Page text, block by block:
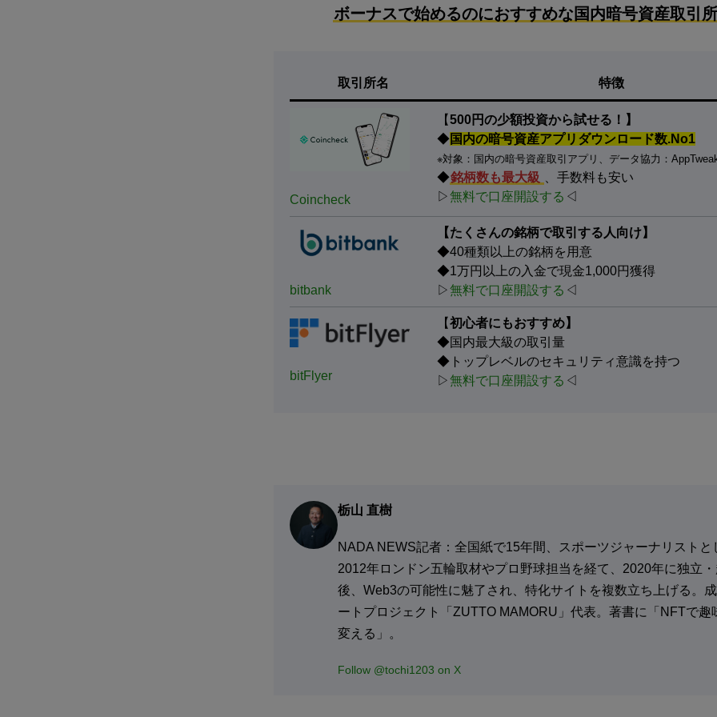
ボーナスで始めるのにおすすめな国内暗号資産取引
取引所名 特徴
Coincheck
【500円の少額投資から試せる！】
◆国内の暗号資産アプリダウンロード数.No1
※対象：国内の暗号資産取引アプリ、データ協力：
◆銘柄数も最大級
、手数料も安い
▷無料で口座開設する ◁
bitbank
【たくさんの銘柄で取引する人向け】
◆40種類以上の銘柄を用意
◆1万円以上の入金で現金1,000円獲得
▷無料で口座開設する ◁
bitFlyer
【初心者にもおすすめ】
◆国内最大級の取引量
◆トップレベルのセキュリティ意識を持つ
▷無料で口座開設する ◁
栃山 直樹
NADA NEWS記者：全国紙で15年間、スポーツジャーナリストと
2012年ロンドン五輪取材やプロ野球担当を経て、2020年に独立
後、Web3の可能性に魅了され、特化サイトを複数立ち上げる。
ートプロジェクト「ZUTTO MAMORU」代表。著書に「NFTで趣
変える」。
Follow @tochi1203 on X